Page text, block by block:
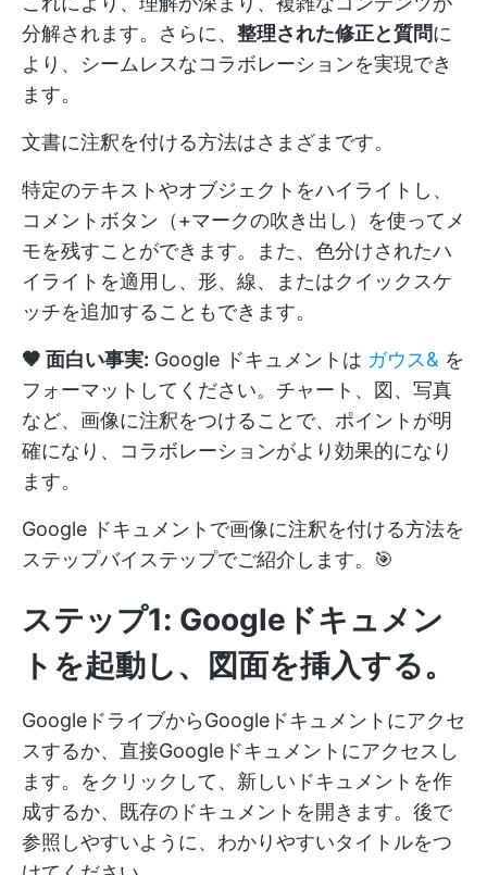
分解されます。さらに、 整理された修正と質問に
より、シームレスなコラボレーションを実現でき
ます。
文書に注釈を付ける方法はさまざまです。
特定のテキストやオブジェクトをハイライトし、
コメントボタン（+マークの吹き出し）を使ってメ
モを残すことができます。また、色分けされたハ
イライトを適用し、形、線、またはクイックスケ
ッチを追加することもできます。
🤎 面白い事実: Google ドキュメントは ガウス& を
フォーマットしてください。チャート、図、写真
など、画像に注釈をつけることで、ポイントが明
確になり、コラボレーションがより効果的になり
ます。
Google ドキュメントで画像に注釈を付ける方法を
ステップバイステップでご紹介します。🎯
ステップ1: Googleドキュメン
トを起動し、図面を挿入する。
GoogleドライブからGoogleドキュメントにアクセ
スするか、直接Googleドキュメントにアクセスし
ます。をクリックして、新しいドキュメントを作
成するか、既存のドキュメントを開きます。後で
参照しやすいように、わかりやすいタイトルをつ